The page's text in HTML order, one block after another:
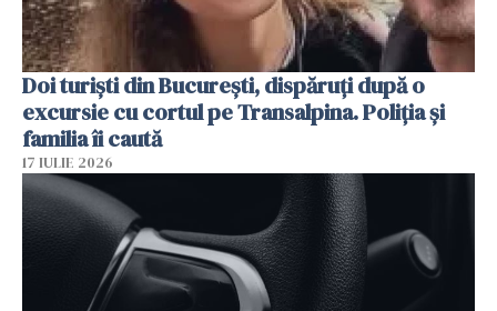
Doi turiști din București, dispăruți după o
excursie cu cortul pe Transalpina. Poliția și
familia îi caută
17 IULIE 2026